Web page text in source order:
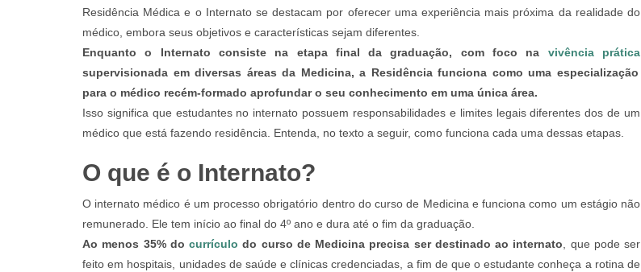
Residência Médica e o Internato se destacam por oferecer uma experiência mais próxima da realidade do
médico, embora seus objetivos e características sejam diferentes.
Enquanto o Internato consiste na etapa final da graduação, com foco na vivência prática
supervisionada em diversas áreas da Medicina, a Residência funciona como uma especialização
para o médico recém-formado aprofundar o seu conhecimento em uma única área.
Isso significa que estudantes no internato possuem responsabilidades e limites legais diferentes dos de um
médico que está fazendo residência. Entenda, no texto a seguir, como funciona cada uma dessas etapas.
O que é o Internato?
O internato médico é um processo obrigatório dentro do curso de Medicina e funciona como um estágio não
remunerado. Ele tem início ao final do 4º ano e dura até o fim da graduação.
Ao menos 35% do currículo do curso de Medicina precisa ser destinado ao internato, que pode ser
feito em hospitais, unidades de saúde e clínicas credenciadas, a fim de que o estudante conheça a rotina de